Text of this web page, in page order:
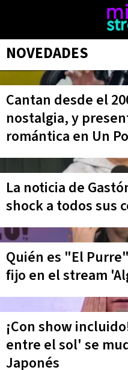
NOVEDADES
Cantan desde el
nostalgia, y
romántica en Un
La noticia de
shock a todos sus
Quién es "El
fijo en el stream
¡Con show
entre el sol' se
Japonés